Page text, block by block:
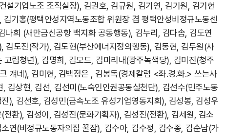
설기업노조 조직실장), 김권호, 김규원, 김기연, 김기원, 김기헌
김기홍(평택안성지역노동조합 위원장 겸 평택안성비정규노동센
나희 (새만금신공항 백지화 공동행동), 김누리, 김다솜, 김도연
김도진(작가), 김도현(부산에너지정의행동), 김동현, 김두원(사
고립청년), 김명희, 김모드, 김미리내(광주녹색당), 김미진(청주
걔네), 김미현, 김백정은 , 김봉독(경제칼럼 <좌.경.화.> 쓰는사
, 김상현, 김선, 김선미(노숙인인권공동실천단), 김선수(민주노동
), 김선호, 김성민(금속노조 유성기업영동지회), 김성봉, 김성우
전환), 김성이, 김성진(문화기획자), 김성진(전환), 김세원, 김소
연(비정규노동자의집 꿀잠), 김수아, 김수정, 김수종, 김순남(가